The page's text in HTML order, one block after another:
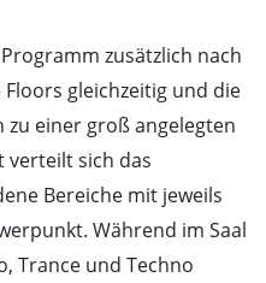
zusätzlich nach
gleichzeitig und die
zu einer groß angelegten
verteilt sich das
Bereiche mit jeweils
Während im Saal
Trance und Techno